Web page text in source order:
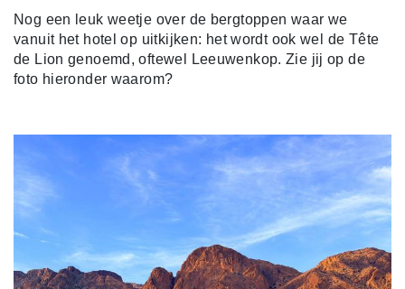
Nog een leuk weetje over de bergtoppen waar we
vanuit het hotel op uitkijken: het wordt ook wel de Tête
de Lion genoemd, oftewel Leeuwenkop. Zie jij op de
foto hieronder waarom?